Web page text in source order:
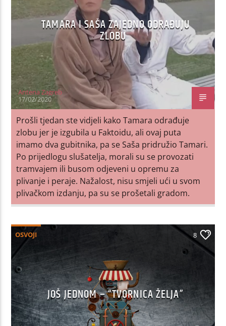
TAMARA I SAŠA ZAJEDNO ODRAĐUJU
ZLOBU
Antena Zagreb
17/02/2020
Prošli tjedan ste vidjeli kako Tamara odrađuje
zlobu jer je izgubila u Faktoidu, ali ovaj puta
imamo dva gubitnika, pa se Saša pridružio Tamari.
Po prijedlogu slušatelja, morali su se provozati
tramvajem ili busom odjeveni u opremu za
plivanje i peraje. Nažalost, nisu smjeli ući u svom
plivačkom izdanju, pa su se prošetali gradom.
OSVOJI 8
JOŠ JEDNOM – “TVORNICA ŽELJA”